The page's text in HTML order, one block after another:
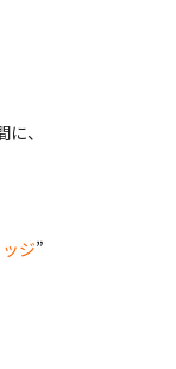
に、
ッジ”